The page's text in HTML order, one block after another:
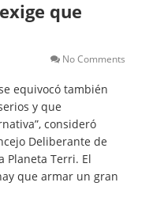
que
No Comments
equivocó también
y que
consideró
Deliberante de
Planeta Terri. El
que armar un gran